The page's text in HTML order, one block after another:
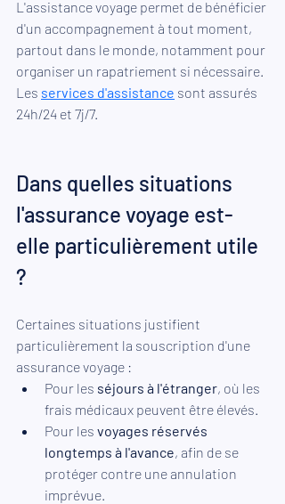
L'assistance voyage permet de bénéficier
d'un accompagnement à tout moment,
partout dans le monde, notamment pour
organiser un rapatriement si nécessaire.
Les services d'assistance sont assurés
24h/24 et 7j/7.
Dans quelles situations
l'assurance voyage est-
elle particulièrement utile
?
Certaines situations justifient
particulièrement la souscription d'une
assurance voyage :
Pour les séjours à l'étranger, où les
frais médicaux peuvent être élevés.
Pour les voyages réservés
longtemps à l'avance, afin de se
protéger contre une annulation
imprévue.